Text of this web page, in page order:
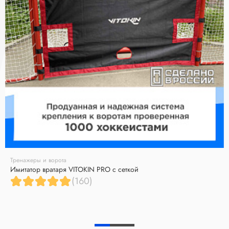
Тренажеры и ворота
Имитатор вратаря VITOKIN PRO с сеткой
(160)